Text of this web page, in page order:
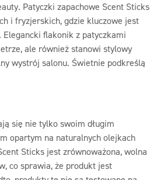
Patyczki zapachowe Scent Sticks
i fryzjerskich, gdzie kluczowe jest
flakonik z patyczkami
ale również stanowi stylowy
wystrój salonu. Świetnie podkreślą
się nie tylko swoim długim
opartym na naturalnych olejkach
Sticks jest zrównoważona, wolna
co sprawia, że produkt jest